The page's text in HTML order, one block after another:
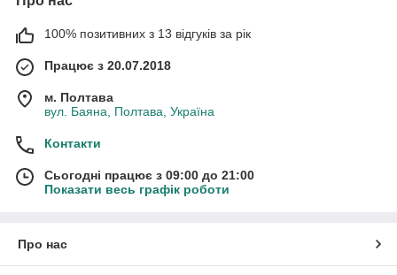
100% позитивних з 13 відгуків за рік
Працює з 20.07.2018
м. Полтава
вул. Баяна, Полтава, Україна
Контакти
Сьогодні працює з 09:00 до 21:00
Показати весь графік роботи
Про нас